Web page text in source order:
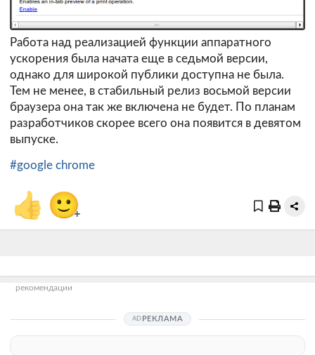
Работа над реализацией функции аппаратного
ускорения была начата еще в седьмой версии,
однако для широкой публики доступна не была.
Тем не менее, в стабильный релиз восьмой версии
браузера она так же включена не будет. По планам
разработчиков скорее всего она появится в девятом
выпуске.
#google chrome
👍 🙂+
рекомендации
РЕКЛАМА